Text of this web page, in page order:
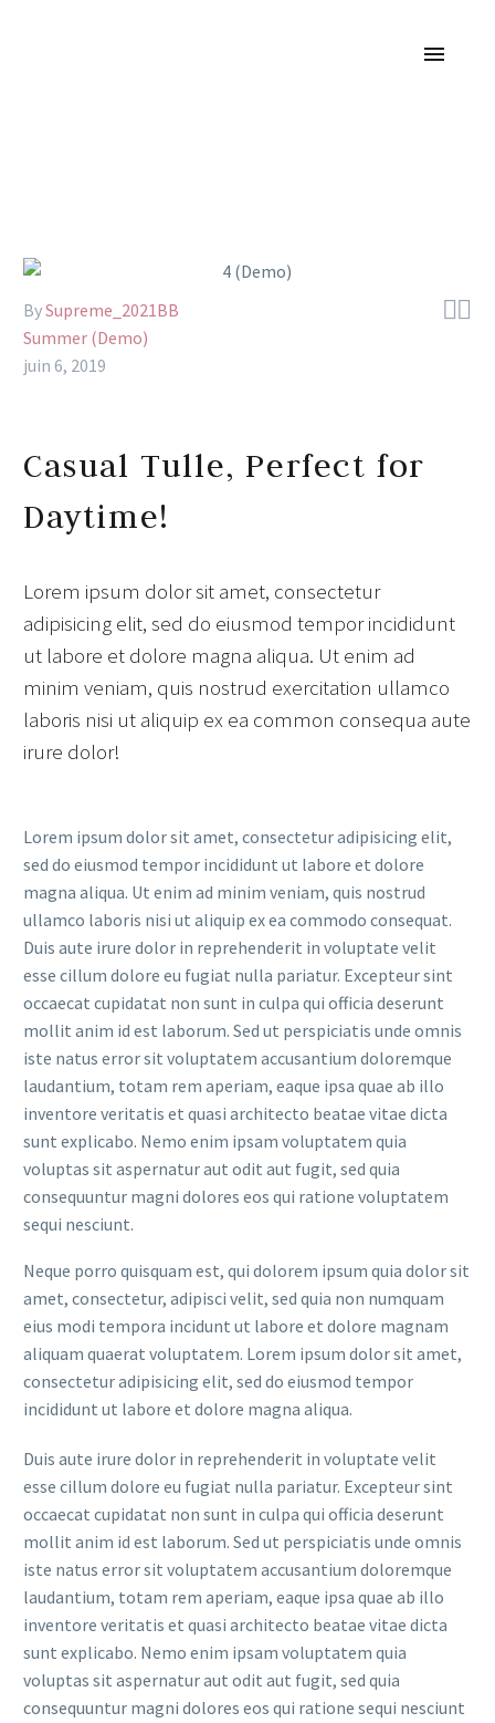

BySupreme_2021BB
Summer (Demo)
juin 6, 2019
Casual Tulle, Perfect for
Daytime!
Lorem ipsum dolor sit amet, consectetur
adipisicing elit, sed do eiusmod tempor incididunt
ut labore et dolore magna aliqua. Ut enim ad
minim veniam, quis nostrud exercitation ullamco
laboris nisi ut aliquip ex ea common consequa aute
irure dolor!
Lorem ipsum dolor sit amet, consectetur adipisicing elit,
sed do eiusmod tempor incididunt ut labore et dolore
magna aliqua. Ut enim ad minim veniam, quis nostrud
ullamco laboris nisi ut aliquip ex ea commodo consequat.
Duis aute irure dolor in reprehenderit in voluptate velit
esse cillum dolore eu fugiat nulla pariatur. Excepteur sint
occaecat cupidatat non sunt in culpa qui officia deserunt
mollit anim id est laborum. Sed ut perspiciatis unde omnis
iste natus error sit voluptatem accusantium doloremque
laudantium, totam rem aperiam, eaque ipsa quae ab illo
inventore veritatis et quasi architecto beatae vitae dicta
sunt explicabo. Nemo enim ipsam voluptatem quia
voluptas sit aspernatur aut odit aut fugit, sed quia
consequuntur magni dolores eos qui ratione voluptatem
sequi nesciunt.
Neque porro quisquam est, qui dolorem ipsum quia dolor sit
amet, consectetur, adipisci velit, sed quia non numquam
eius modi tempora incidunt ut labore et dolore magnam
aliquam quaerat voluptatem. Lorem ipsum dolor sit amet,
consectetur adipisicing elit, sed do eiusmod tempor
incididunt ut labore et dolore magna aliqua.
Duis aute irure dolor in reprehenderit in voluptate velit
esse cillum dolore eu fugiat nulla pariatur. Excepteur sint
occaecat cupidatat non sunt in culpa qui officia deserunt
mollit anim id est laborum. Sed ut perspiciatis unde omnis
iste natus error sit voluptatem accusantium doloremque
laudantium, totam rem aperiam, eaque ipsa quae ab illo
inventore veritatis et quasi architecto beatae vitae dicta
sunt explicabo. Nemo enim ipsam voluptatem quia
voluptas sit aspernatur aut odit aut fugit, sed quia
consequuntur magni dolores eos qui ratione sequi nesciunt